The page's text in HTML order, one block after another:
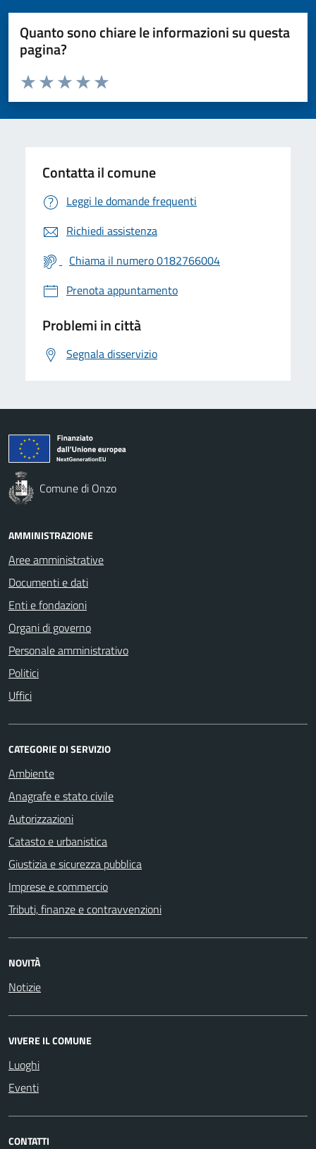
Quanto sono chiare le informazioni su questa
pagina?
Valuta da 1 a 5 stelle la pagina
Valuta 5 stelle su 5
Valuta 4 stelle su 5
Valuta 3 stelle su 5
Valuta 2 stelle su 5
Valuta 1 stelle su 5
Contatta il comune
Leggi le domande frequenti
Richiedi assistenza
Chiama il numero 0182766004
Prenota appuntamento
Problemi in città
Segnala disservizio
Comune di Onzo
AMMINISTRAZIONE
Aree amministrative
Documenti e dati
Enti e fondazioni
Organi di governo
Personale amministrativo
Politici
Uffici
CATEGORIE DI SERVIZIO
Ambiente
Anagrafe e stato civile
Autorizzazioni
Catasto e urbanistica
Giustizia e sicurezza pubblica
Imprese e commercio
Tributi, finanze e contravvenzioni
NOVITÀ
Notizie
VIVERE IL COMUNE
Luoghi
Eventi
CONTATTI